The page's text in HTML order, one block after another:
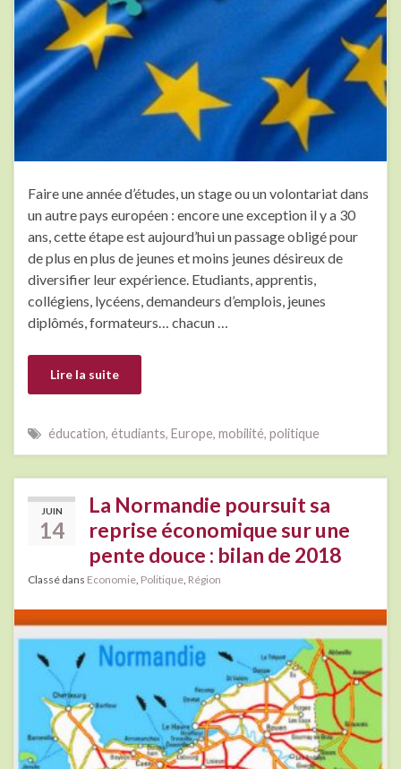
Faire une année d’études, un stage ou un volontariat dans
un autre pays européen : encore une exception il y a 30
ans, cette étape est aujourd’hui un passage obligé pour
de plus en plus de jeunes et moins jeunes désireux de
diversifier leur expérience. Etudiants, apprentis,
collégiens, lycéens, demandeurs d’emplois, jeunes
diplômés, formateurs… chacun …
Lire la suite
éducation, étudiants, Europe, mobilité, politique
JUIN
14
La Normandie poursuit sa
reprise économique sur une
pente douce : bilan de 2018
Classé dans Economie Politique Région